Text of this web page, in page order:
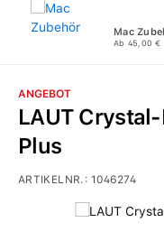
Mac
Ab 45,00 €
Bildergalerie
ANGEBOT
LAUT
Plus
ARTIKELNR.:1046274